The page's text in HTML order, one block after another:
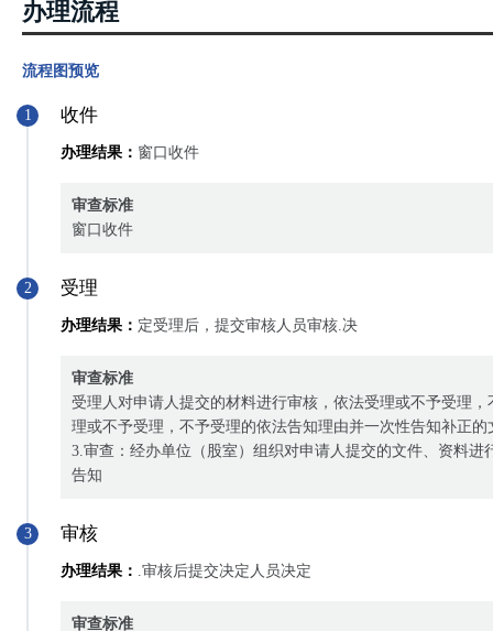
办理流程
流程图预览
1 收件
办理结果： 窗口收件
审查标准
窗口收件
2 受理
办理结果： 定受理后，提交审核人员审核.决
审查标准
受理人对申请人提交的材料进行审核，依法受理或不予受理
理或不予受理，不予受理的依法告知理由并一次性告知补正
3.审查：经办单位（股室）组织对申请人提交的文件、资料进
告知
3 审核
办理结果： .审核后提交决定人员决定
审查标准